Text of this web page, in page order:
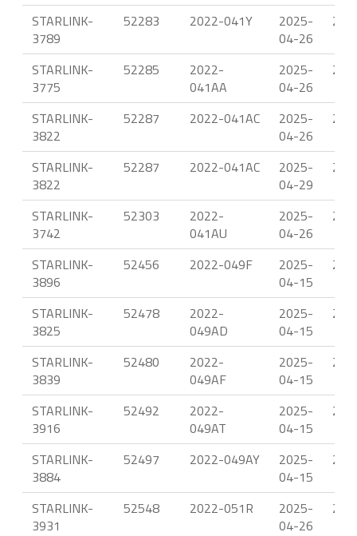
STARLINK-
3789
52283 2022-041Y
2025-
04-26
STARLINK-
3775
52285
2022-
041AA
2025-
04-26
STARLINK-
3822
52287 2022-041AC
2025-
04-26
STARLINK-
3822
52287 2022-041AC
2025-
04-29
STARLINK-
3742
52303
2022-
041AU
2025-
04-26
STARLINK-
3896
52456 2022-049F
2025-
04-15
STARLINK-
3825
52478
2022-
049AD
2025-
04-15
STARLINK-
3839
52480
2022-
049AF
2025-
04-15
STARLINK-
3916
52492
2022-
049AT
2025-
04-15
STARLINK-
3884
52497 2022-049AY
2025-
04-15
STARLINK-
3931
52548 2022-051R
2025-
04-26